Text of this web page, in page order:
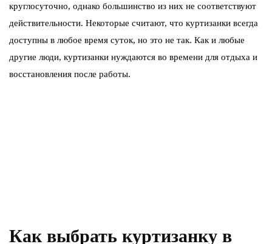
круглосуточно, однако большинство из них не соответствуют
действительности. Некоторые считают, что куртизанки всегда
доступны в любое время суток, но это не так. Как и любые
другие люди, куртизанки нуждаются во времени для отдыха и
восстановления после работы.
Как выбрать куртизанку в